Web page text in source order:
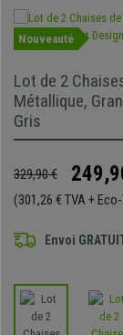
Nouveauté
Lot de 2
Métallique,
Gris
329,90 €
(301,26 € TVA +
Envoi